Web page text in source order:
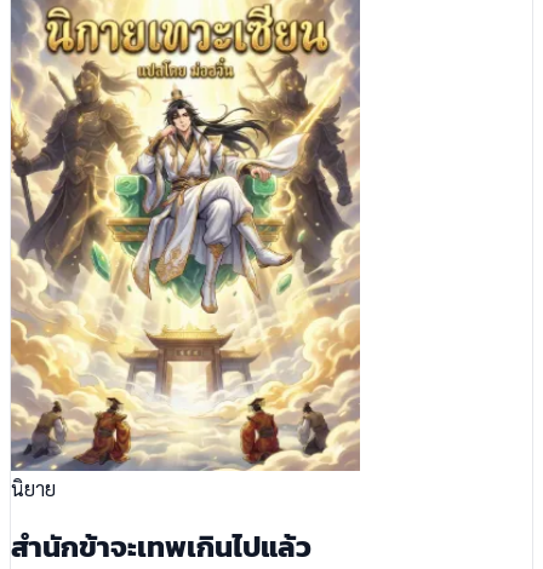
นิยาย
สำนักข้าจะเทพเกินไปแล้ว